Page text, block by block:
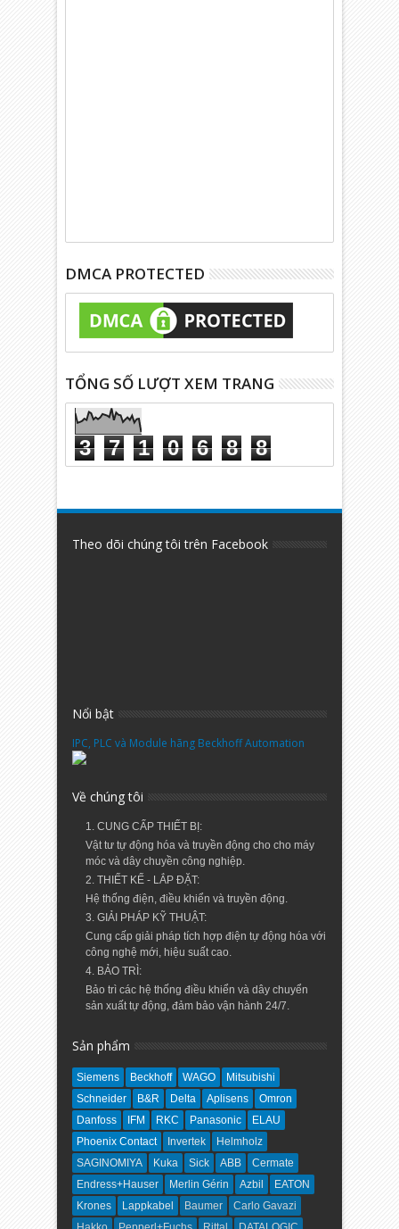
DMCA PROTECTED
TỔNG SỐ LƯỢT XEM TRANG
3 7 1 0 6 8 8
Theo dõi chúng tôi trên Facebook
Nổi bật
IPC, PLC và Module hãng Beckhoff Automation
Về chúng tôi
1. CUNG CẤP THIẾT BỊ:
Vật tư tự động hóa và truyền động cho cho máy
móc và dây chuyền công nghiệp.
2. THIẾT KẾ - LẮP ĐẶT:
Hệ thống điện, điều khiển và truyền động.
3. GIẢI PHÁP KỸ THUẬT:
Cung cấp giải pháp tích hợp điện tự động hóa với
công nghệ mới, hiệu suất cao.
4. BẢO TRÌ:
Bảo trì các hệ thống điều khiển và dây chuyển
sản xuất tự động, đảm bảo vận hành 24/7.
Sản phẩm
Siemens Beckhoff WAGO
Mitsubishi
Schneider
B&R Delta Aplisens
Omron
Danfoss
IFM RKC Panasonic
ELAU
Phoenix Contact
Invertek
Helmholz
SAGINOMIYA
Kuka Sick ABB
Cermate
Endress+Hauser
Merlin Gérin Azbil
EATON
Krones
Lappkabel Baumer
Carlo Gavazi